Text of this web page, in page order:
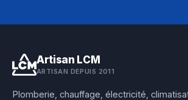
Artisan LCM
ARTISAN DEPUIS 2011
Plomberie, chauffage, électricité,